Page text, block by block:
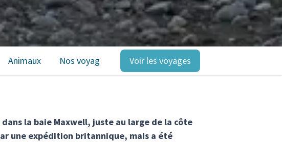
Animaux Nos voyages Voir les voyages
la baie Maxwell, juste au large de la côte
une expédition britannique, mais a été